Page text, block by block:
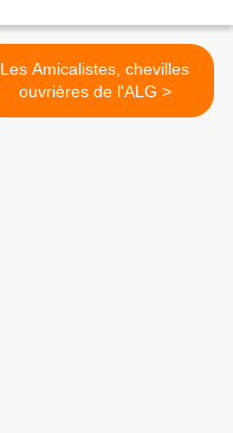
Les Amicalistes, chevilles
ouvrières de l'ALG >